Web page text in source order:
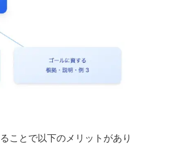
ことで以下のメリットがあり